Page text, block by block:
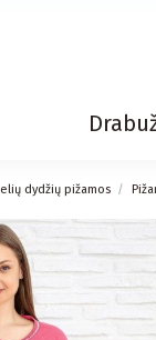
dydžių pižamos